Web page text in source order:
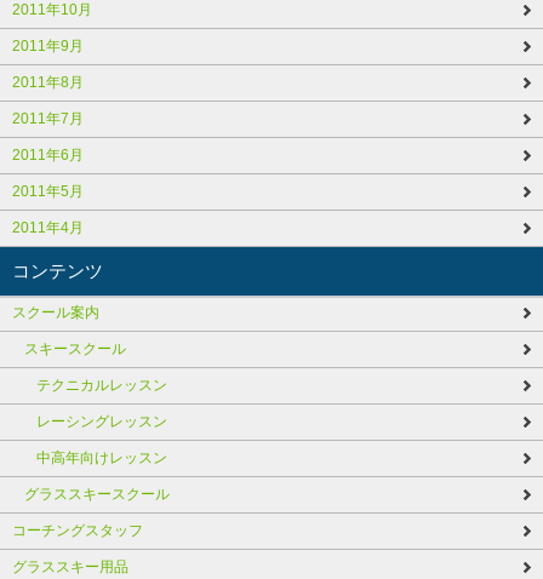
2011年10月
2011年9月
2011年8月
2011年7月
2011年6月
2011年5月
2011年4月
コンテンツ
スクール案内
スキースクール
テクニカルレッスン
レーシングレッスン
中高年向けレッスン
グラススキースクール
コーチングスタッフ
グラススキー用品